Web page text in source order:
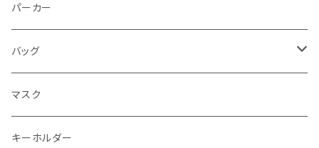
半袖Tシャツ
長袖Tシャツ
パーカー
バッグ
エコバッグ
トートバッグ
マスク
キーホルダー